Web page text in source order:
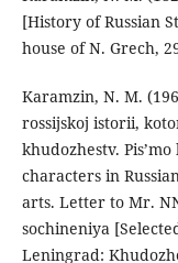
[History of Russian
house of N. Grech,
Karamzin, N. M.
rossijskoj istorii,
khudozhestv.
characters in
arts. Letter to Mr.
sochineniya
Leningrad: